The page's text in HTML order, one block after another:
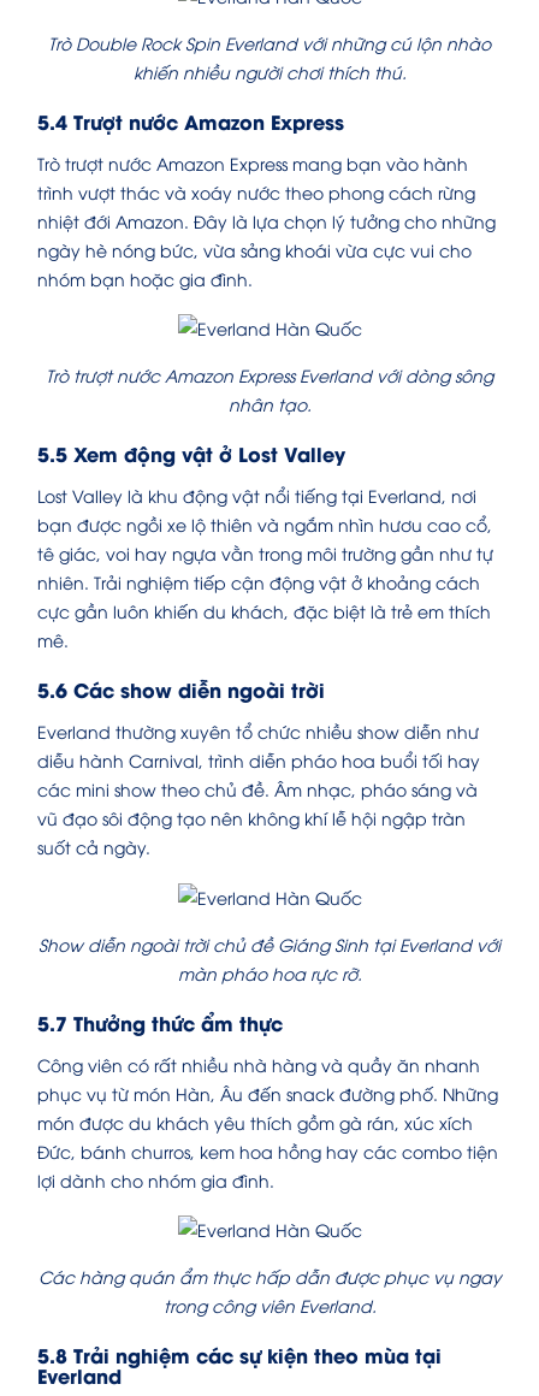
Trò Double Rock Spin Everland với những cú lộn nhào
khiến nhiều người chơi thích thú.
5.4 Trượt nước Amazon Express
Trò trượt nước Amazon Express mang bạn vào hành
trình vượt thác và xoáy nước theo phong cách rừng
nhiệt đới Amazon. Đây là lựa chọn lý tưởng cho những
ngày hè nóng bức, vừa sảng khoái vừa cực vui cho
nhóm bạn hoặc gia đình.
Trò trượt nước Amazon Express Everland với dòng sông
nhân tạo.
5.5 Xem động vật ở Lost Valley
Lost Valley là khu động vật nổi tiếng tại Everland, nơi
bạn được ngồi xe lộ thiên và ngắm nhìn hươu cao cổ,
tê giác, voi hay ngựa vằn trong môi trường gần như tự
nhiên. Trải nghiệm tiếp cận động vật ở khoảng cách
cực gần luôn khiến du khách, đặc biệt là trẻ em thích
mê.
5.6 Các show diễn ngoài trời
Everland thường xuyên tổ chức nhiều show diễn như
diễu hành Carnival, trình diễn pháo hoa buổi tối hay
các mini show theo chủ đề. Âm nhạc, pháo sáng và
vũ đạo sôi động tạo nên không khí lễ hội ngập tràn
suốt cả ngày.
Show diễn ngoài trời chủ đề Giáng Sinh tại Everland với
màn pháo hoa rực rỡ.
5.7 Thưởng thức ẩm thực
Công viên có rất nhiều nhà hàng và quầy ăn nhanh
phục vụ từ món Hàn, Âu đến snack đường phố. Những
món được du khách yêu thích gồm gà rán, xúc xích
Đức, bánh churros, kem hoa hồng hay các combo tiện
lợi dành cho nhóm gia đình.
Các hàng quán ẩm thực hấp dẫn được phục vụ ngay
trong công viên Everland.
5.8 Trải nghiệm các sự kiện theo mùa tại
Everland